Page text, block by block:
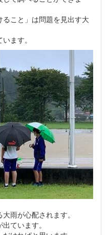
こと」は問題を見出す大
ます。
雨が心配されます。
ています。